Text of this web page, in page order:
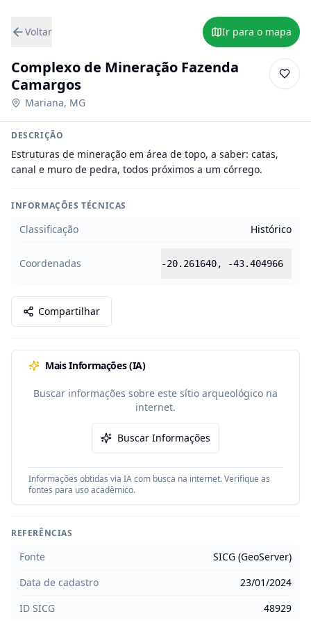
Voltar Ir para o mapa
Complexo de Mineração Fazenda
Camargos
Mariana, MG
DESCRIÇÃO
Estruturas de mineração em área de topo, a saber: catas,
canal e muro de pedra, todos próximos a um córrego.
INFORMAÇÕES TÉCNICAS
Classificação Histórico
Coordenadas -20.261640, -43.404966
Compartilhar
Mais Informações (IA)
Buscar informações sobre este sítio arqueológico na
internet.
Buscar Informações
Informações obtidas via IA com busca na internet. Verifique as
fontes para uso acadêmico.
REFERÊNCIAS
Fonte
SICG (GeoServer)
Data de cadastro
23/01/2024
ID SICG
48929